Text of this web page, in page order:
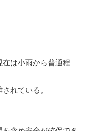
在は小雨から普通程
れている。